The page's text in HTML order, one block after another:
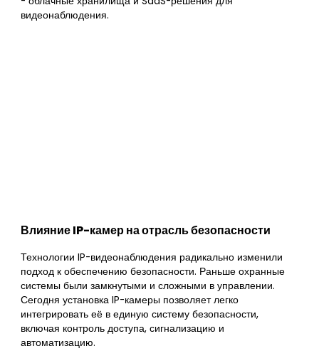
видеонаблюдения.
Влияние IP-камер на отрасль безопасности
Технологии IP-видеонаблюдения радикально изменили
подход к обеспечению безопасности. Раньше охранные
системы были замкнутыми и сложными в управлении.
Сегодня установка IP-камеры позволяет легко
интегрировать её в единую систему безопасности,
включая контроль доступа, сигнализацию и
автоматизацию.